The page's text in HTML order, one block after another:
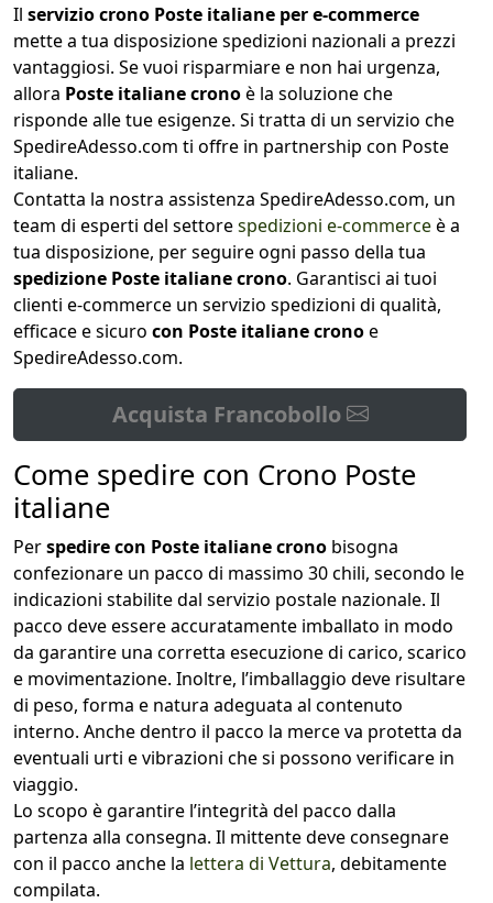
Il servizio crono Poste italiane per e-commerce
mette a tua disposizione spedizioni nazionali a prezzi
vantaggiosi. Se vuoi risparmiare e non hai urgenza,
allora Poste italiane cronoè la soluzione che
risponde alle tue esigenze. Si tratta di un servizio che
SpedireAdesso.com ti offre in partnership con Poste
italiane.
Contatta la nostra assistenza SpedireAdesso.com, un
team di esperti del settorespedizioni e-commerceè a
tua disposizione, per seguire ogni passo della tua
spedizione Poste italiane crono. Garantisci ai tuoi
clienti e-commerce un servizio spedizioni di qualità,
efficace e sicuro con Poste italiane cronoe
SpedireAdesso.com.
Acquista Francobollo
Come spedire con Crono Poste
italiane
Perspedire con Poste italiane crono bisogna
confezionare un pacco di massimo 30 chili, secondo le
indicazioni stabilite dal servizio postale nazionale. Il
pacco deve essere accuratamente imballato in modo
da garantire una corretta esecuzione di carico, scarico
e movimentazione. Inoltre, l’imballaggio deve risultare
di peso, forma e natura adeguata al contenuto
interno. Anche dentro il pacco la merce va protetta da
eventuali urti e vibrazioni che si possono verificare in
viaggio.
Lo scopo è garantire l’integrità del pacco dalla
partenza alla consegna. Il mittente deve consegnare
con il pacco anche la lettera di Vettura, debitamente
compilata.